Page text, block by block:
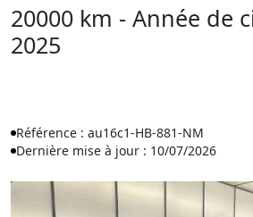
20000 km - Année de
2025
Référence : au16c1-HB-881-NM
Dernière mise à jour : 10/07/2026